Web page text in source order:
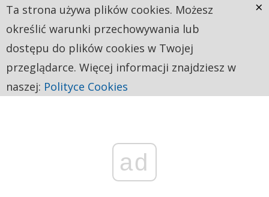
ad
Ta strona używa plików cookies. Możesz
określić warunki przechowywania lub
dostępu do plików cookies w Twojej
przeglądarce. Więcej informacji znajdziesz w
naszej: Polityce Cookies
×